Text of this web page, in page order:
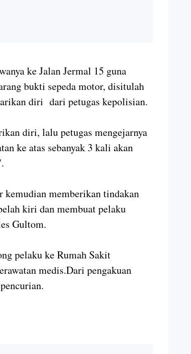
ke Jalan Jermal 15 guna
bukti sepeda motor, disitulah
diri dari petugas kepolisian.
diri, lalu petugas mengejarnya
ke atas sebanyak 3 kali akan
kemudian memberikan tindakan
kiri dan membuat pelaku
Gultom.
pelaku ke Rumah Sakit
medis.Dari pengakuan